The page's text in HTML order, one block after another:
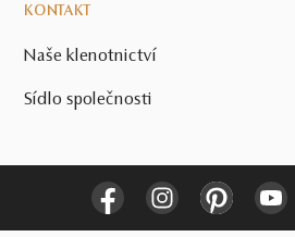
KONTAKT
Naše klenotnictví
Sídlo společnosti